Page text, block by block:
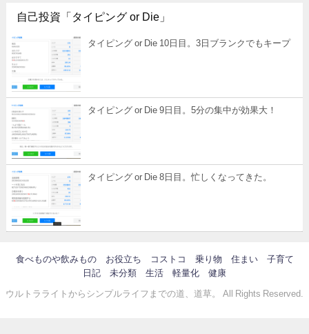
自己投資「タイピング or Die」
タイピング or Die 10日目。3日ブランクでもキープ
タイピング or Die 9日目。5分の集中が効果大！
タイピング or Die 8日目。忙しくなってきた。
食べものや飲みもの お役立ち コストコ 乗り物 住まい
子育て
日記
未分類 生活 軽量化 健康
ウルトラライトからシンプルライフまでの道、道草。 All Rights Reserved.